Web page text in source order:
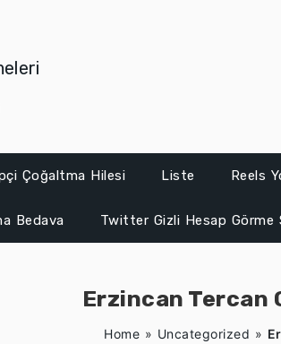
Çoğaltma Hilesi Liste Reels
Bedava Twitter Gizli Hesap Görme
Erzincan Tercan
Home » Uncategorized »